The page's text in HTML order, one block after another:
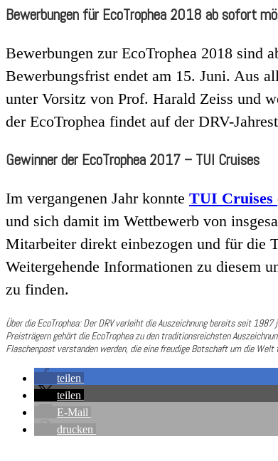
Bewerbungen für EcoTrophea 2018 ab sofort
Bewerbungen zur EcoTrophea 2018 sind
Bewerbungsfrist endet am 15. Juni. Aus
unter Vorsitz von Prof. Harald Zeiss und
der EcoTrophea findet auf der DRV-
Gewinner der EcoTrophea 2017 – TUI Cruises
Im vergangenen Jahr konnte TUI Cruises
und sich damit im Wettbewerb von
Mitarbeiter direkt einbezogen und für die
Weitergehende Informationen zu diesem
zu finden.
Über die EcoTrophea: Der DRV verleiht die Auszeichnung bereits seit
Preisträgern gehört die EcoTrophea zu den traditionsreichsten
Flaschenpost verstanden werden, die eine freudige Botschaft um die
teilen
teilen
E-Mail
drucken